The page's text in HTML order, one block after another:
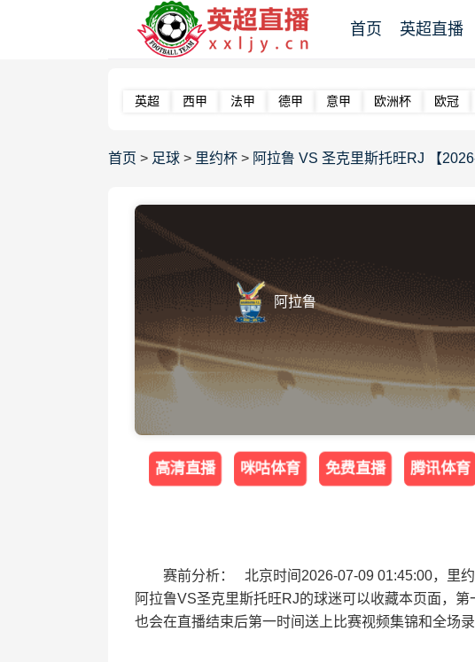
首页 英超直播
英超 西甲 法甲 德甲 意甲 欧洲杯 欧冠
首页 > 足球 > 里约杯 > 阿拉鲁 VS 圣克里斯托旺RJ 【
阿拉鲁
高清直播 咪咕体育 免费直播 腾讯体育
赛前分析： 北京时间2026-07-09 01:45:00，里
阿拉鲁VS圣克里斯托旺RJ的球迷可以收藏本页面，
也会在直播结束后第一时间送上比赛视频集锦和全场